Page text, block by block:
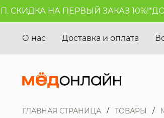
НА ПЕРВЫЙ ЗАКАЗ 10%!*ДОП.
О нас Доставка и оплата
ГЛАВНАЯ СТРАНИЦА ТОВАРЫ